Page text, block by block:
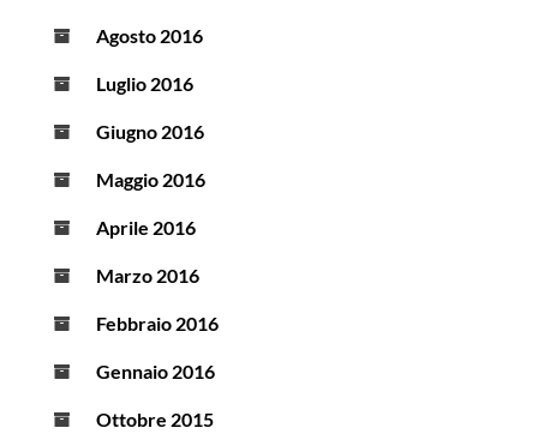
Agosto 2016
Luglio 2016
Giugno 2016
Maggio 2016
Aprile 2016
Marzo 2016
Febbraio 2016
Gennaio 2016
Ottobre 2015